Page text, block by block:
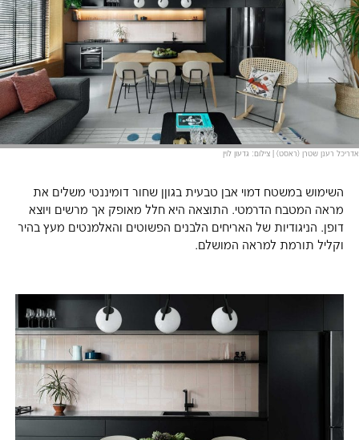
אדריכל רענן שטרן (ראסט) | צילום: גדעון לוין
השימוש במשטח דמוי אבן טבעית בגוןן שחור דומיננטי משלים את
מראה המטבח הדרמטי. התוצאה היא חלל מאופק אך מרשים ויוצא
דופן. הניגודיות של האריחים הלבנים הפשוטים והאלמנטים מעץ בהיר
וקליל תורמת למראה המושלם.
Gallery